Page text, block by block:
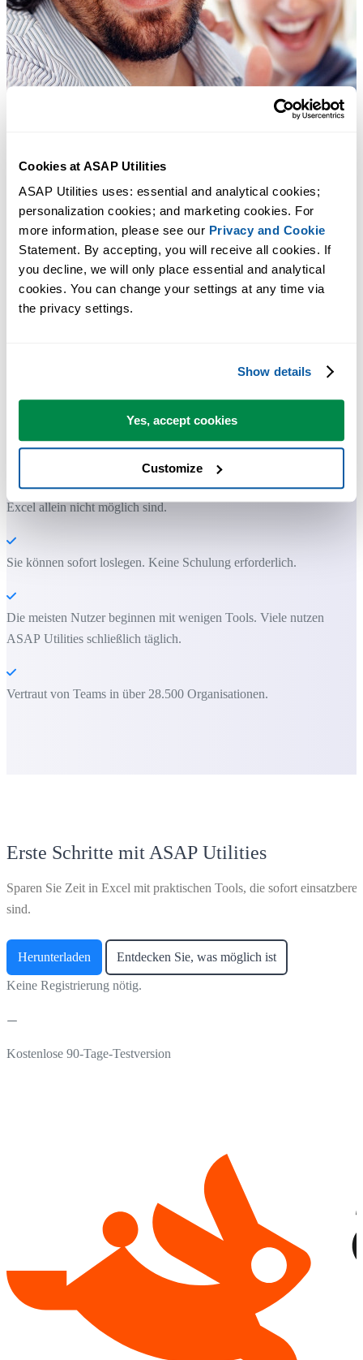
Cookies at ASAP Utilities
ASAP Utilities uses: essential and analytical cookies;
personalization cookies; and marketing cookies. For
more information, please see our Privacy and Cookie
Statement. By accepting, you will receive all cookies. If
you decline, we will only place essential and analytical
cookies. You can change your settings at any time via
the privacy settings.
Show details
Yes, accept cookies
Customize
Zeit sparen in Excel. Schnell und einfach.
ASAP Utilities hilft Ihnen, Zeit zu sparen und Dinge zu tun, die mit
Excel allein nicht möglich sind.
Sie können sofort loslegen. Keine Schulung erforderlich.
Die meisten Nutzer beginnen mit wenigen Tools. Viele nutzen
ASAP Utilities schließlich täglich.
Vertraut von Teams in über 28.500 Organisationen.
Erste Schritte mit ASAP Utilities
Sparen Sie Zeit in Excel mit praktischen Tools, die sofort einsatzbereit
sind.
Herunterladen Entdecken Sie, was möglich ist
Keine Registrierung nötig.
Kostenlose 90-Tage-Testversion